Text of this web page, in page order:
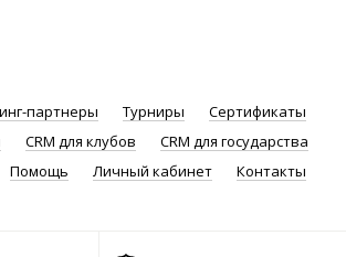
партнеры Турниры
Сертификаты
CRM для клубов
CRM для государства
Помощь Личный кабинет Контакты